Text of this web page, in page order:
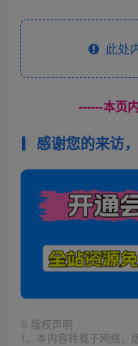
此处
------本页
感谢您的来访
© 版权声明
1、本内容转载于网络，